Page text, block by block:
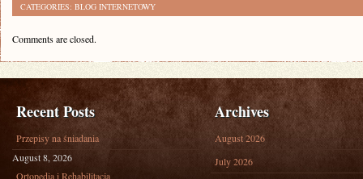
CATEGORIES: BLOG INTERNETOWY
Comments are closed.
Recent Posts
Przepisy na śniadania
August 8, 2026
Ortopedia i Rehabilitacja
Archives
August 2026
July 2026